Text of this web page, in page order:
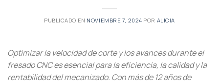
PUBLICADO EN NOVIEMBRE 7, 2024 POR ALICIA
Optimizar la velocidad de corte y los avances durante el
fresado CNC es esencial para la eficiencia, la calidad y la
rentabilidad del mecanizado. Con más de 12 años de